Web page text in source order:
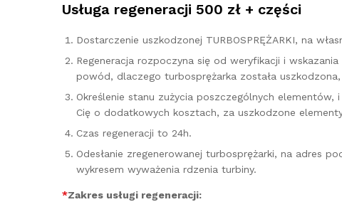
Usługa regeneracji 500 zł + części
Dostarczenie uszkodzonej TURBOSPRĘŻARKI, na
Regeneracja rozpoczyna się od weryfikacji i
powód, dlaczego turbosprężarka została
Określenie stanu zużycia poszczególnych
Cię o dodatkowych kosztach, za uszkodzone
Czas regeneracji to 24h.
Odesłanie zregenerowanej turbosprężarki, na adres
wykresem wyważenia rdzenia turbiny.
*Zakres usługi regeneracji: